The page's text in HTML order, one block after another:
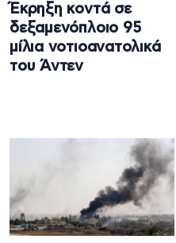
Έκρηξη κοντά σε
δεξαμενόπλοιο 95
μίλια νοτιοανατολικά
του Άντεν